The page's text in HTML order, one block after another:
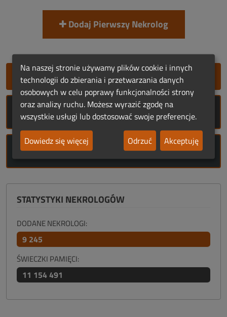
Dodaj Pierwszy Nekrolog
SZYBKIE DODANIE NEKROLOGU
ROCZNICE ŚMIERCI
ROCZNICE URODZIN
STATYSTYKI NEKROLOGÓW
DODANE NEKROLOGI:
9 245
ŚWIECZKI PAMIĘCI:
11 154 491
Na naszej stronie używamy plików cookie i innych
technologii do zbierania i przetwarzania danych
osobowych w celu poprawy funkcjonalności strony
oraz analizy ruchu. Możesz wyrazić zgodę na
wszystkie usługi lub dostosować swoje preferencje.
Dowiedz się więcej
Odrzuć Akceptuję